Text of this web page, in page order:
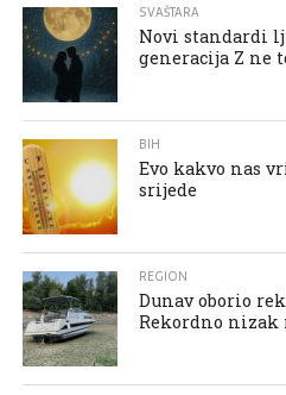
SVAŠTARA
Novi standardi
generacija Z ne
BIH
Evo kakvo nas
srijede
REGION
Dunav oborio
Rekordno nizak